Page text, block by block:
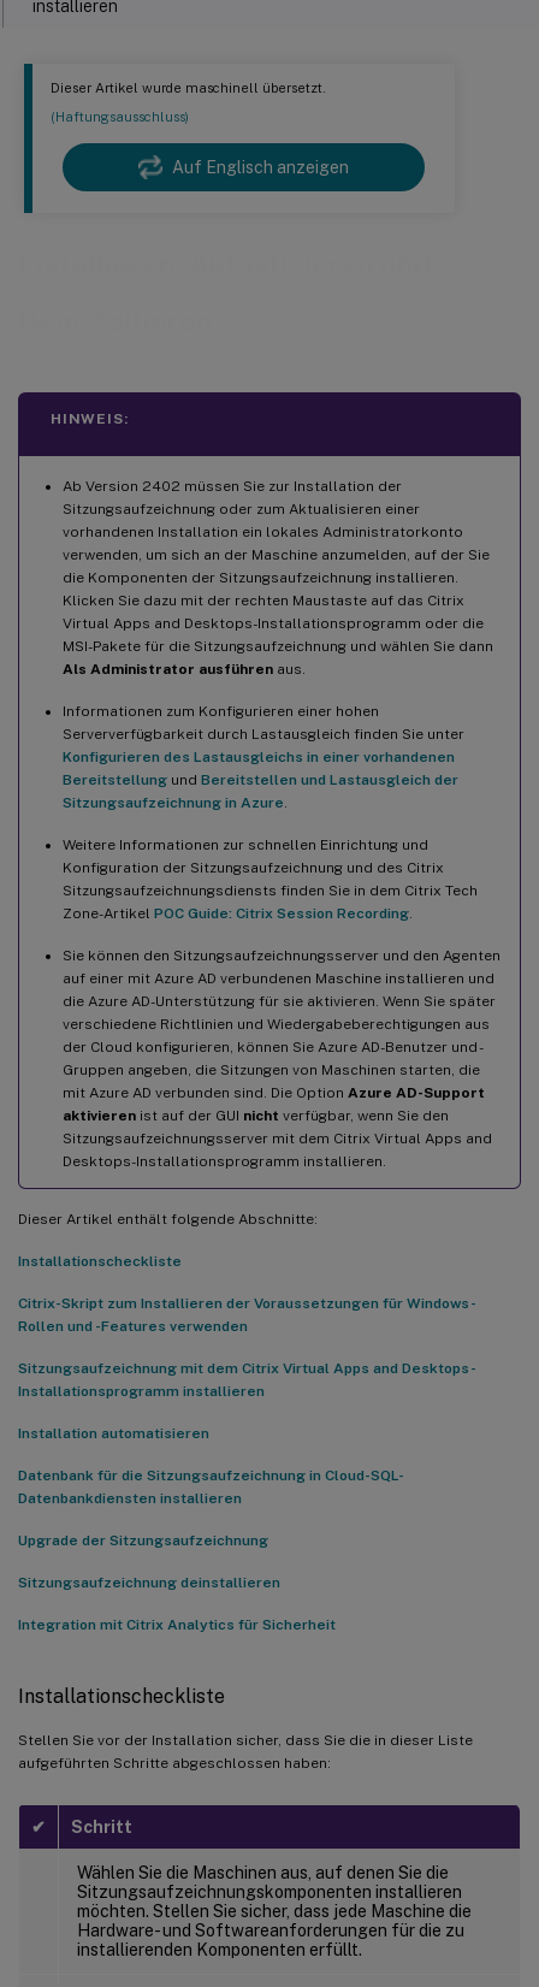
Dieser Artikel wurde maschinell übersetzt.
(Haftungsausschluss)
Auf Englisch anzeigen
HINWEIS:
Ab Version 2402 müssen Sie zur Installation der
Sitzungsaufzeichnung oder zum Aktualisieren einer
vorhandenen Installation ein lokales Administratorkonto
verwenden, um sich an der Maschine anzumelden, auf der Sie
die Komponenten der Sitzungsaufzeichnung installieren.
Klicken Sie dazu mit der rechten Maustaste auf das Citrix
Virtual Apps and Desktops-Installationsprogramm oder die
MSI-Pakete für die Sitzungsaufzeichnung und wählen Sie dann
Als Administrator ausführen aus.
Informationen zum Konfigurieren einer hohen
Serververfügbarkeit durch Lastausgleich finden Sie unter
Konfigurieren des Lastausgleichs in einer vorhandenen
Bereitstellung und Bereitstellen und Lastausgleich der
Sitzungsaufzeichnung in Azure
Weitere Informationen zur schnellen Einrichtung und
Konfiguration der Sitzungsaufzeichnung und des Citrix
Sitzungsaufzeichnungsdiensts finden Sie in dem Citrix Tech
Zone-Artikel POC Guide: Citrix Session Recording
Sie können den Sitzungsaufzeichnungsserver und den Agenten
auf einer mit Azure AD verbundenen Maschine installieren und
die Azure AD-Unterstützung für sie aktivieren. Wenn Sie später
verschiedene Richtlinien und Wiedergabeberechtigungen aus
der Cloud konfigurieren, können Sie Azure AD-Benutzer und -
Gruppen angeben, die Sitzungen von Maschinen starten, die
mit Azure AD verbunden sind. Die Option Azure AD-Support
aktivieren ist auf der GUI nicht verfügbar, wenn Sie den
Sitzungsaufzeichnungsserver mit dem Citrix Virtual Apps and
Desktops-Installationsprogramm installieren.
Dieser Artikel enthält folgende Abschnitte:
Installationscheckliste
Citrix-Skript zum Installieren der Voraussetzungen für Windows-
Rollen und -Features verwenden
Sitzungsaufzeichnung mit dem Citrix Virtual Apps and Desktops-
Installationsprogramm installieren
Installation automatisieren
Datenbank für die Sitzungsaufzeichnung in Cloud-SQL-
Datenbankdiensten installieren
Upgrade der Sitzungsaufzeichnung
Sitzungsaufzeichnung deinstallieren
Integration mit Citrix Analytics für Sicherheit
Installationscheckliste
Stellen Sie vor der Installation sicher, dass Sie die in dieser Liste
aufgeführten Schritte abgeschlossen haben:
✔ Schritt
Wählen Sie die Maschinen aus, auf denen Sie die
Sitzungsaufzeichnungskomponenten installieren
möchten. Stellen Sie sicher, dass jede Maschine die
Hardware- und Softwareanforderungen für die zu
installierenden Komponenten erfüllt.
installieren
Sitzungsaufzeichnungsplayer installieren
Zugriffssteuerungsliste (ACL) für Message Queuing (MSMQ) festlegen
Installation automatisieren
Datenbank für die Sitzungsaufzeichnung in Azure SQL-
Datenbank installieren
Datenbank für die Sitzungsaufzeichnung in einer verwalteten
Azure SQL-Instanz oder in AWS RDS installieren
Migration einer On-Premises-Datenbank in eine verwaltete
Cloud-SQL-Instanz
Migration einer Produktionsdatenbank von einer verwalteten
Datenbank für die Sitzungsaufzeichnung in SQL Server auf
Azure-VMs installieren
Datenbank für die Sitzungsaufzeichnung in Google Cloud SQL
Sitzungsaufzeichnung deinstallieren
Integration mit Citrix Analytics für Sicherheit
Verbinden des Sitzungsaufzeichnungsservers mit Citrix
Analytics für Sicherheit
Anzeigen der verbundenen Bereitstellungen
Anzeigen empfangener Ereignisse
Hinzufügen von Sitzungsaufzeichnungsservern
Entfernen von Sitzungsaufzeichnungsservern
Datenquelle
Der konfigurierte Sitzungsaufzeichnungsserver kann keine